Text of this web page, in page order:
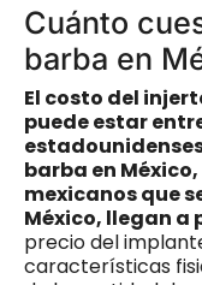
Cuánto
barba en
El costo del
puede estar
barba en
mexicanos que
México, llegan a
precio del
características